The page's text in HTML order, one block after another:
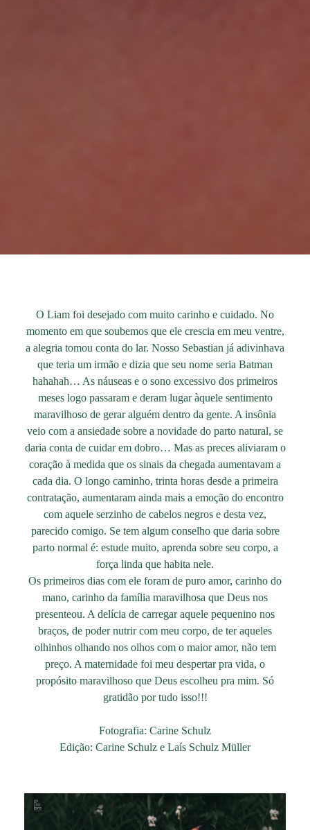
O Liam foi desejado com muito carinho e cuidado. No
momento em que soubemos que ele crescia em meu ventre,
a alegria tomou conta do lar. Nosso Sebastian já adivinhava
que teria um irmão e dizia que seu nome seria Batman
hahahah… As náuseas e o sono excessivo dos primeiros
meses logo passaram e deram lugar àquele sentimento
maravilhoso de gerar alguém dentro da gente. A insônia
veio com a ansiedade sobre a novidade do parto natural, se
daria conta de cuidar em dobro… Mas as preces aliviaram o
coração à medida que os sinais da chegada aumentavam a
cada dia. O longo caminho, trinta horas desde a primeira
contratação, aumentaram ainda mais a emoção do encontro
com aquele serzinho de cabelos negros e desta vez,
parecido comigo. Se tem algum conselho que daria sobre
parto normal é: estude muito, aprenda sobre seu corpo, a
força linda que habita nele.
Os primeiros dias com ele foram de puro amor, carinho do
mano, carinho da família maravilhosa que Deus nos
presenteou. A delícia de carregar aquele pequenino nos
braços, de poder nutrir com meu corpo, de ter aqueles
olhinhos olhando nos olhos com o maior amor, não tem
preço. A maternidade foi meu despertar pra vida, o
propósito maravilhoso que Deus escolheu pra mim. Só
gratidão por tudo isso!!!
Fotografia: Carine Schulz
Edição: Carine Schulz e Laís Schulz Müller